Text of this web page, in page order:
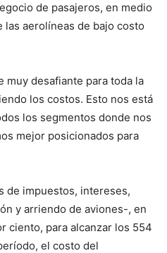
de pasajeros, en medio
las aerolíneas de bajo costo
muy desafiante para toda la
los costos. Esto nos está
los segmentos donde nos
mejor posicionados para
de impuestos, intereses,
y arriendo de aviones-, en
ciento, para alcanzar los 554
el costo del